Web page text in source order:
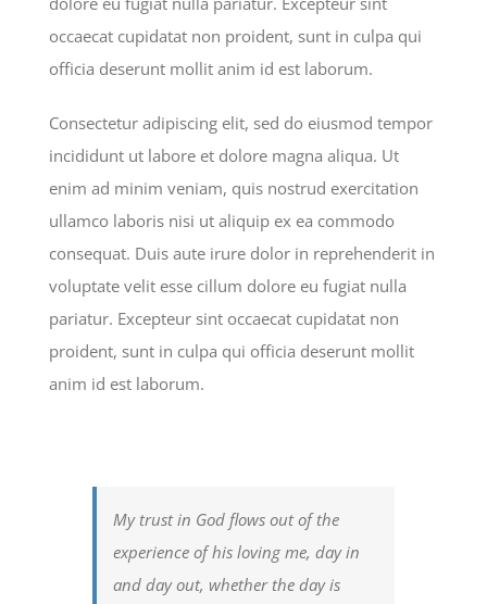
occaecat cupidatat non proident, sunt in culpa qui
officia deserunt mollit anim id est laborum.
Consectetur adipiscing elit, sed do eiusmod tempor
incididunt ut labore et dolore magna aliqua. Ut
enim ad minim veniam, quis nostrud exercitation
ullamco laboris nisi ut aliquip ex ea commodo
consequat. Duis aute irure dolor in reprehenderit in
voluptate velit esse cillum dolore eu fugiat nulla
pariatur. Excepteur sint occaecat cupidatat non
proident, sunt in culpa qui officia deserunt mollit
anim id est laborum.
My trust in God flows out of the
experience of his loving me, day in
and day out, whether the day is